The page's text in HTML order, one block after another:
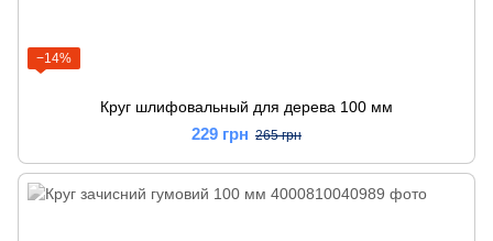
−14%
Круг шлифовальный для дерева 100 мм
229 грн 265 грн